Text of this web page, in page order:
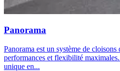
Panorama
Panorama est un système de
performances et flexibilité
unique en...